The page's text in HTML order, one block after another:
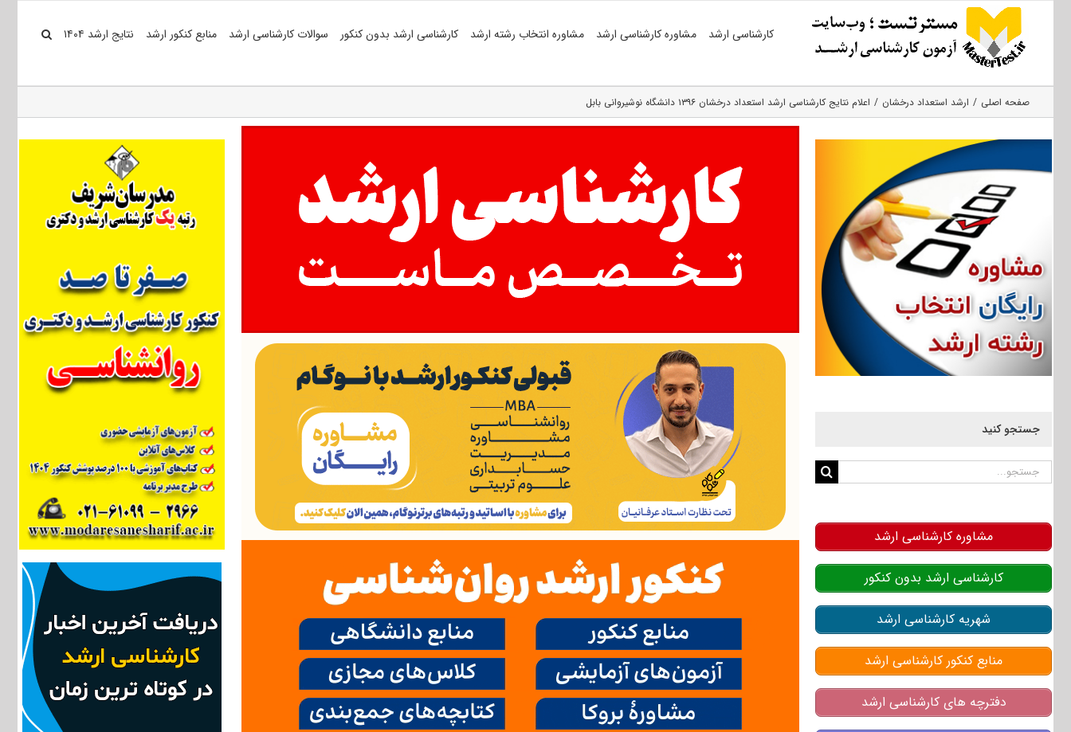
کارشناسی ارشد مشاوره کارشناسی ارشد مشاوره انتخاب رشته ارشد کارشناسی ارشد بدون کنکور سوالات کارشناسی ارشد منابع کنکور ارشد نتایج ارشد ۱۴۰۴
صفحه اصلی ارشد استعداد درخشان اعلام نتایج کارشناسی ارشد استعداد درخشان ۱۳۹۶ دانشگاه نوشیروانی بابل
جستجو کنید
جستجو
مشاوره کارشناسی ارشد
کارشناسی ارشد بدون کنکور
شهریه کارشناسی ارشد
منابع کنکور کارشناسی ارشد
دفترچه های کارشناسی ارشد